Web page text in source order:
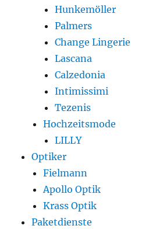
Hunkemöller
Palmers
Change Lingerie
Lascana
Calzedonia
Intimissimi
Tezenis
Hochzeitsmode
LILLY
Optiker
Fielmann
Apollo Optik
Krass Optik
Paketdienste